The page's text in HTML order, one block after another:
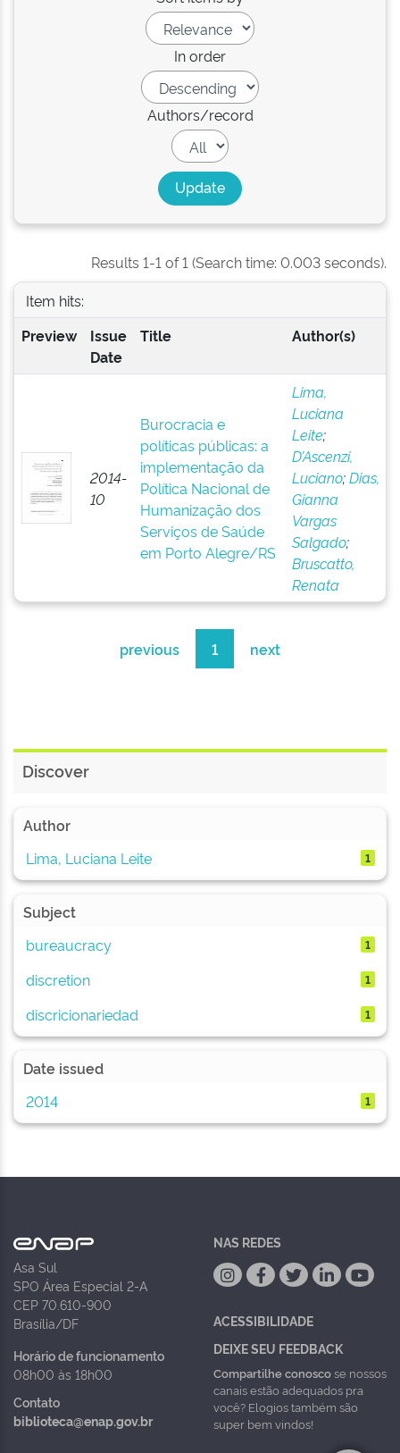
In order
Authors/record
Results 1-1 of 1 (Search time: 0.003 seconds).
Item hits:
Preview
Issue
Date
Title Author(s)
2014-
10
Burocracia e
políticas públicas: a
implementação da
Política Nacional de
Humanização dos
Serviços de Saúde
em Porto Alegre/RS
Lima,
Luciana
Leite;
D’Ascenzi,
Luciano;Dias,
Gianna
Vargas
Salgado;
Bruscatto,
Renata
previous 1 next
Discover
Author
Lima, Luciana Leite
1
Subject
bureaucracy
1
discretion 1
discricionariedad 1
Date issued
2014
1
Asa Sul
SPO Área Especial 2-A
CEP 70.610-900
Brasília/DF
Horário de funcionamento
08h00 às 18h00
Contato
biblioteca@enap.gov.br
NAS REDES
ACESSIBILIDADE
DEIXE SEU FEEDBACK
Compartilhe conoscose nossos
canais estão adequados pra
você? Elogios também são
super bem vindos!